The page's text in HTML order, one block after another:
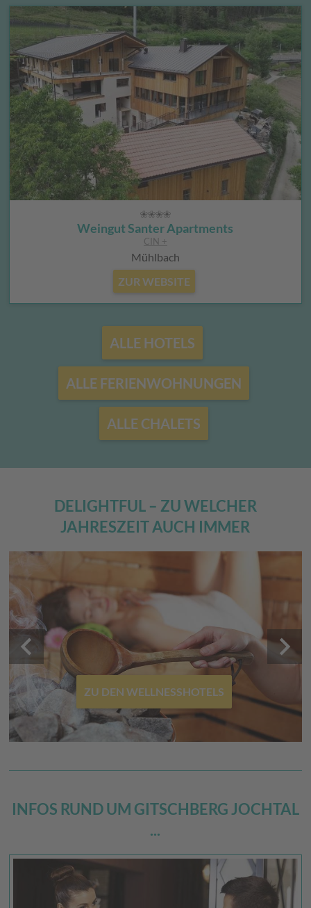
Weingut Santer Apartments
CIN +
Mühlbach
ZUR WEBSITE
ALLE HOTELS
ALLE FERIENWOHNUNGEN
ALLE CHALETS
DELIGHTFUL – ZU WELCHER
JAHRESZEIT AUCH IMMER
ZU DEN WELLNESSHOTELS
keyboard_arrow_left keyboard_arrow_right
INFOS RUND UM GITSCHBERG JOCHTAL
...